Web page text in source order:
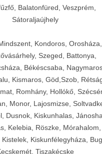
Balatonfüred, Veszprém,
Sátoraljaújhely
Kondoros, Orosháza,
Szeged, Battonya,
Békéscsaba,
Kismaros, Göd,Szob,
Romhány, Hollókő,
Monor, Lajosmizse,
Dusnok, Kiskunhalas,
Kelebia, Röszke, Mórahalom,
Kiskunfélegyháza,
Tiszakécske